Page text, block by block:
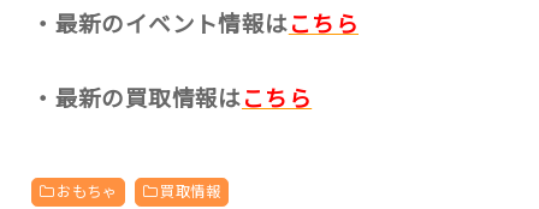
・最新のイベント情報はこちら
・最新の買取情報はこちら
おもちゃ 買取情報